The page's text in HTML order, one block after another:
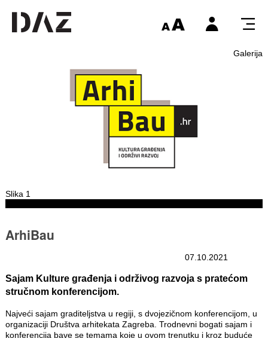
Galerija
Slika 1
ArhiBau
07.10.2021
Sajam Kulture građenja i održivog razvoja s pratećom
stručnom konferencijom.
Najveći sajam graditeljstva u regiji, s dvojezičnom konferencijom, u
organizaciji Društva arhitekata Zagreba. Trodnevni bogati sajam i
konferencija bave se temama koje u ovom trenutku i kroz buduće